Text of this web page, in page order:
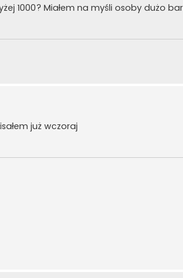
1000? Miałem na myśli osoby dużo
już wczoraj